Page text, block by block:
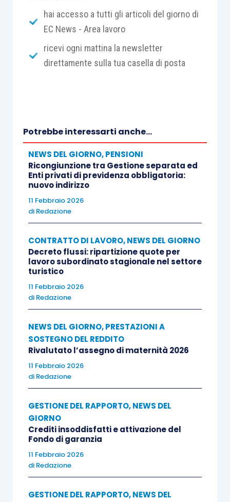
hai accesso a tutti gli articoli del giorno di
EC News - Area lavoro
ricevi ogni mattina la newsletter
direttamente sulla tua casella di posta
Potrebbe interessarti anche...
NEWS DEL GIORNO,PENSIONI
Ricongiunzione tra Gestione separata ed
Enti privati di previdenza obbligatoria:
nuovo indirizzo
11 Febbraio 2026
di Redazione
CONTRATTO DI LAVORO,NEWS DEL GIORNO
Decreto flussi: ripartizione quote per
lavoro subordinato stagionale nel settore
turistico
11 Febbraio 2026
di Redazione
NEWS DEL GIORNO,PRESTAZIONI A
SOSTEGNO DEL REDDITO
Rivalutato l’assegno di maternità 2026
11 Febbraio 2026
di Redazione
GESTIONE DEL RAPPORTO,NEWS DEL
GIORNO
Crediti insoddisfatti e attivazione del
Fondo di garanzia
11 Febbraio 2026
di Redazione
GESTIONE DEL RAPPORTO,NEWS DEL